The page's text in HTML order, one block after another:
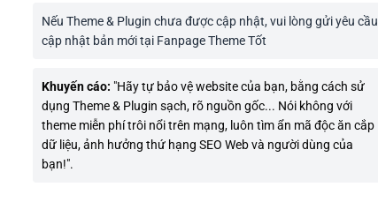
Nếu Theme & Plugin chưa được cập nhật, vui lòng gửi yêu cầu
cập nhật bản mới tại Fanpage Theme Tốt
Khuyến cáo: "Hãy tự bảo vệ website của bạn, bằng cách sử
dụng Theme & Plugin sạch, rõ nguồn gốc... Nói không với
theme miễn phí trôi nổi trên mạng, luôn tìm ẩn mã độc ăn cắp
dữ liệu, ảnh hưởng thứ hạng SEO Web và người dùng của
bạn!".